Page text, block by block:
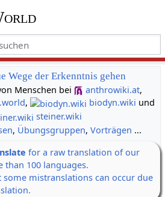
Wege der Erkenntnis gehen
Menschen bei
anthrowiki.at,
, biodyn.wiki und
steiner.wiki
, Übungsgruppen, Vorträgen ...
for a raw translation of our
than 100 languages.
some mistranslations can occur due